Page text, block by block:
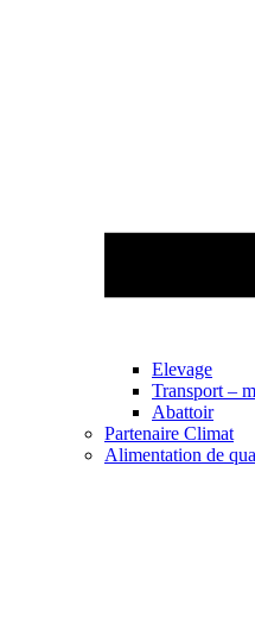
Elevage
Transport –
Abattoir
Partenaire Climat
Alimentation de